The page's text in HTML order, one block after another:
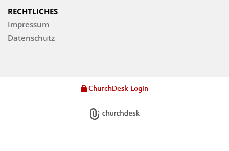
RECHTLICHES
Impressum
Datenschutz
ChurchDesk-Login